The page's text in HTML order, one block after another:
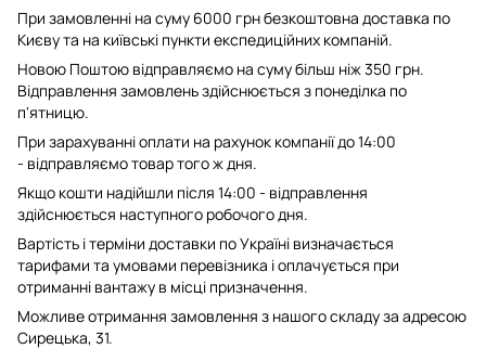
При замовленні на суму 6000 грн безкоштовна доставка по
Києву та на київські пункти експедиційних компаній.
Новою Поштою відправляємо на суму більш ніж 350 грн.
Відправлення замовлень здійснюється з понеділка по
п'ятницю.
При зарахуванні оплати на рахунок компанії до 14:00
- відправляємо товар того ж дня.
Якщо кошти надійшли після 14:00 - відправлення
здійснюється наступного робочого дня.
Вартість і терміни доставки по Україні визначається
тарифами та умовами перевізника і оплачується при
отриманні вантажу в місці призначення.
Можливе отримання замовлення з нашого складу за адресою
Сирецька, 31.